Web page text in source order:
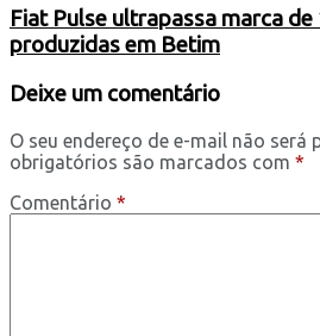
Fiat Pulse ultrapassa marca
produzidas em Betim
Deixe um comentário
O seu endereço de e-mail não será
obrigatórios são marcados com *
Comentário *